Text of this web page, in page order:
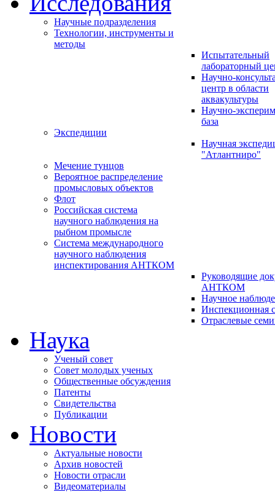
Научные подразделения
Технологии, инструменты и
методы
Испытательный
лабораторный
Научно-
центр в области
аквакультуры
Научно-
база
Экспедиции
Научная
"Атлантниро"
Мечение тунцов
Вероятное распределение
промысловых объектов
Флот
Российская система
научного наблюдения на
рыбном промысле
Система международного
научного наблюдения
инспектирования АНТКОМ
Руководящие
АНТКОМ
Научное
Инспекционная
Отраслевые
Наука
Ученый совет
Совет молодых ученых
Общественные обсуждения
Патенты
Свидетельства
Публикации
Новости
Актуальные новости
Архив новостей
Новости отрасли
Видеоматериалы